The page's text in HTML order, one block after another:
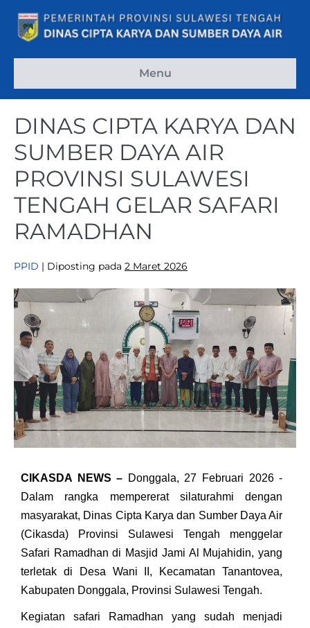
Menu
DINAS CIPTA KARYA DAN
SUMBER DAYA AIR
PROVINSI SULAWESI
TENGAH GELAR SAFARI
RAMADHAN
PPID | Diposting pada 2 Maret 2026
CIKASDA NEWS – Donggala, 27 Februari 2026 -
Dalam rangka mempererat silaturahmi dengan
masyarakat, Dinas Cipta Karya dan Sumber Daya Air
(Cikasda) Provinsi Sulawesi Tengah menggelar
Safari Ramadhan di Masjid Jami Al Mujahidin, yang
terletak di Desa Wani II, Kecamatan Tanantovea,
Kabupaten Donggala, Provinsi Sulawesi Tengah.
Kegiatan safari Ramadhan yang sudah menjadi